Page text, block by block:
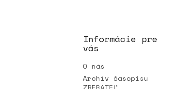
Informácie pre
vás
O nás
Archív časopisu